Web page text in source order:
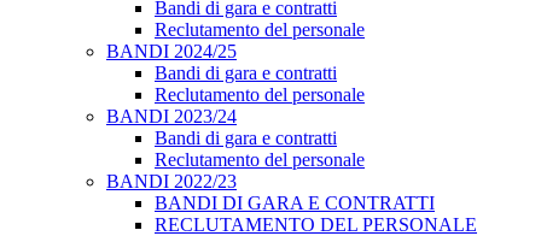
Bandi di gara e contratti
Reclutamento del personale
BANDI 2024/25
Bandi di gara e contratti
Reclutamento del personale
BANDI 2023/24
Bandi di gara e contratti
Reclutamento del personale
BANDI 2022/23
BANDI DI GARA E CONTRATTI
RECLUTAMENTO DEL PERSONALE